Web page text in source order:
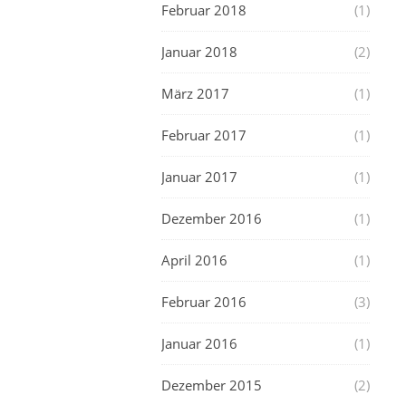
Februar 2018 (1)
Januar 2018 (2)
März 2017 (1)
Februar 2017 (1)
Januar 2017 (1)
Dezember 2016 (1)
April 2016 (1)
Februar 2016 (3)
Januar 2016 (1)
Dezember 2015 (2)